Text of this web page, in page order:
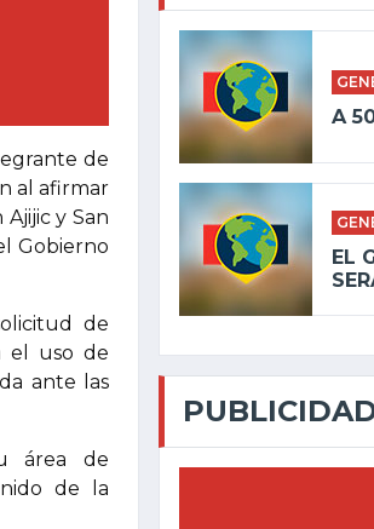
de
al afirmar
y San
Gobierno
de
el uso de
ante las
área de
de la
A
EL